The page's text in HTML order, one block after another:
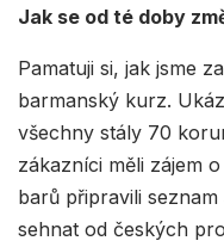
Jak se od té doby
Pamatuji si, jak jsme
barmanský kurz.
všechny stály 70
zákazníci měli zájem
barů připravili seznam
sehnat od českých